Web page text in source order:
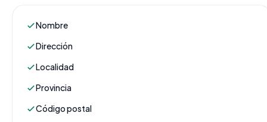
Nombre
Dirección
Localidad
Provincia
Código postal